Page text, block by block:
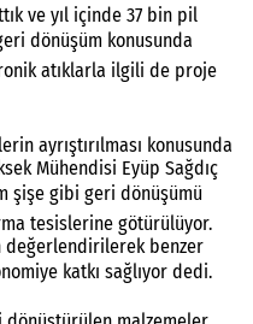
ve yıl içinde 37 bin pil
dönüşüm konusunda
atıklarla ilgili de proje
ayrıştırılması konusunda
Mühendisi Eyüp Sağdıç
şişe gibi geri dönüşümü
tesislerine götürülüyor.
değerlendirilerek benzer
katkı sağlıyor dedi.